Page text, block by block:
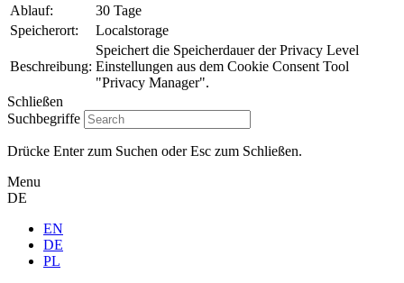
Ablauf:
30 Tage
Speicherort:
Localstorage
Beschreibung:
Speichert die Speicherdauer der Privacy Level
Einstellungen aus dem Cookie Consent Tool
"Privacy Manager".
Schließen
Suchbegriffe
Drücke Enter zum Suchen oder Esc zum Schließen.
Menu
DE
EN
DE
PL